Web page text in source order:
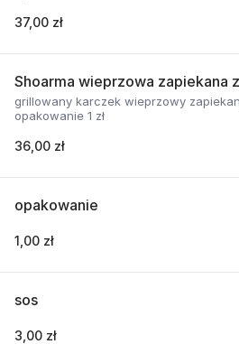
37,00 zł
Shoarma wieprzowa zapiekana
grillowany karczek wieprzowy
opakowanie 1 zł
36,00 zł
opakowanie
1,00 zł
sos
3,00 zł